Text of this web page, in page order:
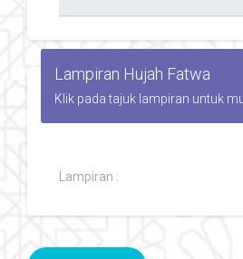
Lampiran Hujah Fatwa
Klik pada tajuk lampiran untuk
Lampiran :